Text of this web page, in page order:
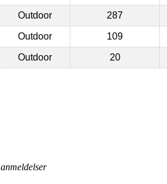
Outdoor 287
Outdoor 109
Outdoor 20
anmeldelser